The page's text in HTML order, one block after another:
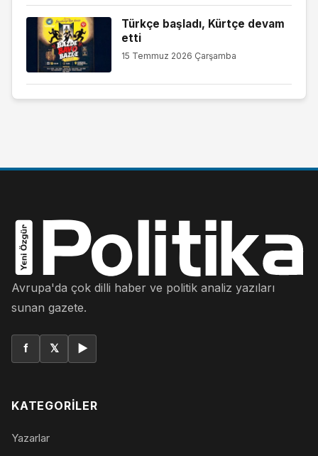
Türkçe başladı, Kürtçe devam
etti
15 Temmuz 2026 Çarşamba
Avrupa'da çok dilli haber ve politik analiz yazıları
sunan gazete.
f 𝕏 ▶
KATEGORILER
Yazarlar